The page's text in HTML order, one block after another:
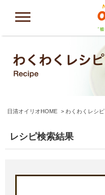
日清オイリオHOME わくわくレシピ
レシピ検索結果